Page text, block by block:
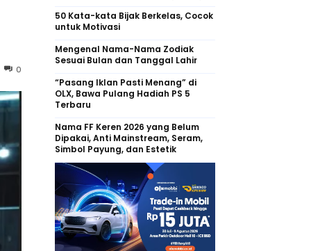
0
50 Kata-kata Bijak Berkelas, Cocok
untuk Motivasi
Mengenal Nama-Nama Zodiak
Sesuai Bulan dan Tanggal Lahir
“Pasang Iklan Pasti Menang” di
OLX, Bawa Pulang Hadiah PS 5
Terbaru
Nama FF Keren 2026 yang Belum
Dipakai, Anti Mainstream, Seram,
Simbol Payung, dan Estetik